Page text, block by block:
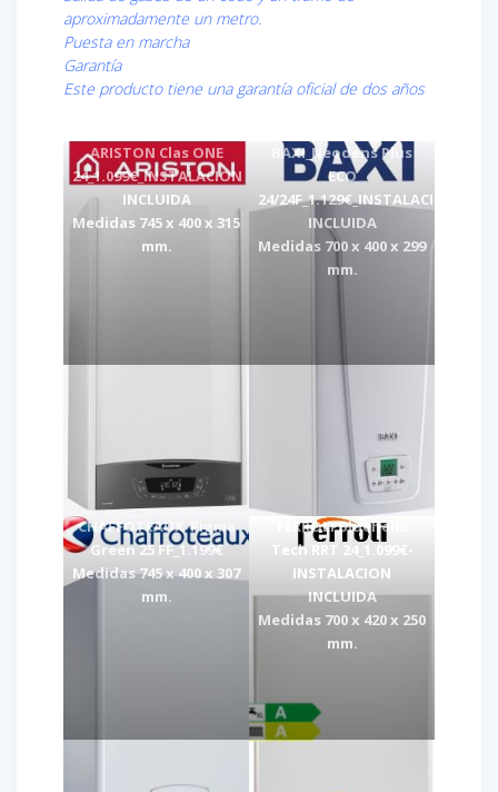
aproximadamente un metro.
Puesta en marcha
Garantía
Este producto tiene una garantía oficial de dos años
ARISTON Clas ONE
24_1.099€_INSTALACION
INCLUIDA
Medidas 745 x 400 x 315
mm.
BAXI_Neodens Plus
ECO
24/24F_1.129€_INSTALACION
INCLUIDA
Medidas 700 x 400 x 299
mm.
CHAFFOTEAUX-Pigma
Green 25 FF_1.199€
Medidas 745 x 400 x 307
mm.
FERROLI Bluehelix
Tech RRT 24_1.099€-
INSTALACION
INCLUIDA
Medidas 700 x 420 x 250
mm.